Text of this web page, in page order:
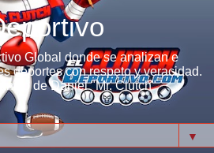
Global donde se analizan e
deportes con respeto y veracidad.
de Daniel "Mr. Clutch"
▼